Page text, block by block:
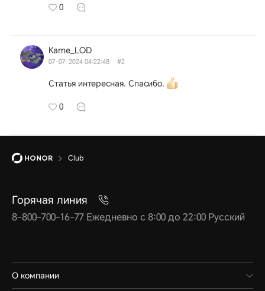
0
Kame_LOD
07-07-2024 04:22:48 #2
Статья интересная. Спасибо.
0
Club
Горячая линия
8-800-700-16-77 Ежедневно с 8:00 до 22:00 Русский
О компании